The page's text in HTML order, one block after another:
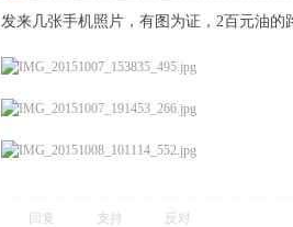
发来几张手机照片，有图为证，2百元油的
回复 支持 反对